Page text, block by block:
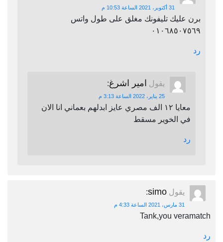
31 أكتوبر، 2021 الساعة 10:53 م
برن عليك تليفونك مغلق على طول واتس
٠١٠٦٨٥٠٧٥٦٩
رد
يقول امير اشرغ:
25 يناير، 2022 الساعة 3:13 م
معايا ١٢ الف مصري عايز ابدلهم بعماني انا الان
في الخوير مسقط
رد
يقول simo
:
31 مارس، 2021 الساعة 4:33 م
Tank,you veramatch
رد